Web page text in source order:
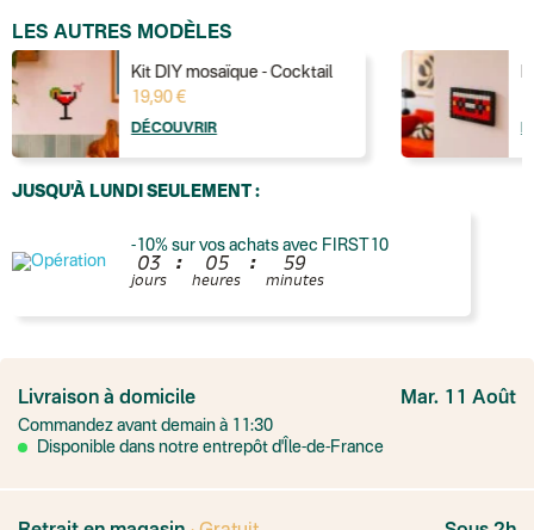
LES AUTRES MODÈLES
Kit DIY mosaïque - Cocktail
19,90 €
DÉCOUVRIR
JUSQU'À LUNDI SEULEMENT :
-10% sur vos achats avec FIRST10
03
jours
: 05
heures
: 59
minutes
Colissimo suivi
Point relais rapide
Transport Express
Lettre prioritaire
Livraison à domicile Mar. 11 Août
Commandez avant demain à 11:30
Disponible dans notre entrepôt d'Île-de-France